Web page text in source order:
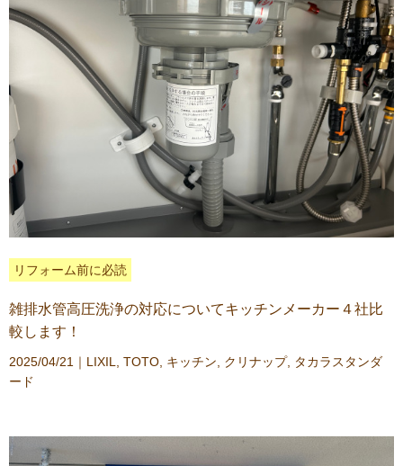
リフォーム前に必読
雑排水管高圧洗浄の対応についてキッチンメーカー４社比
較します！
2025/04/21｜ LIXIL, TOTO, キッチン, クリナップ, タカラスタンダ
ード